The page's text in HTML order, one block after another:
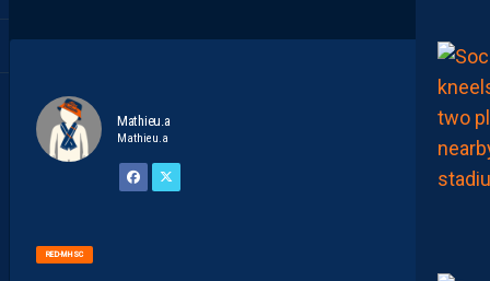
Mathieu.a
Mathieu.a
RED-MHSC